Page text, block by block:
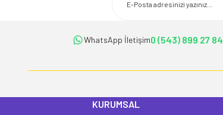
Ürün açıklamasında eksik bilgiler bulunuyor.
Ürün fiyatı diğer sitelerden daha pahalı.
WhatsApp İletişim0 (543) 899 27 84
KURUMSAL